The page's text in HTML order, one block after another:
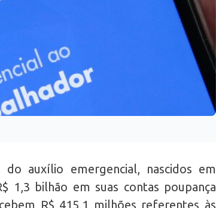
auxílio emergencial, nascidos em
1,3 bilhão em suas contas poupança
R$ 415,1 milhões referentes às